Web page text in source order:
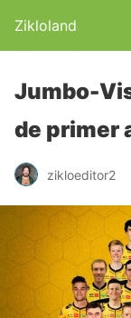
Zikloland
Jumbo-
de primer
zikloeditor2